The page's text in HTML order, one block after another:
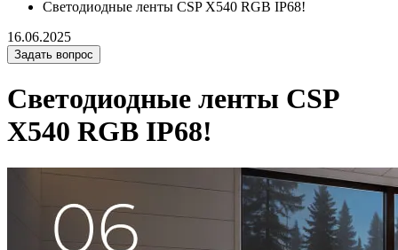
Светодиодные ленты CSP X540 RGB IP68!
16.06.2025
Задать вопрос
Светодиодные ленты CSP
X540 RGB IP68!